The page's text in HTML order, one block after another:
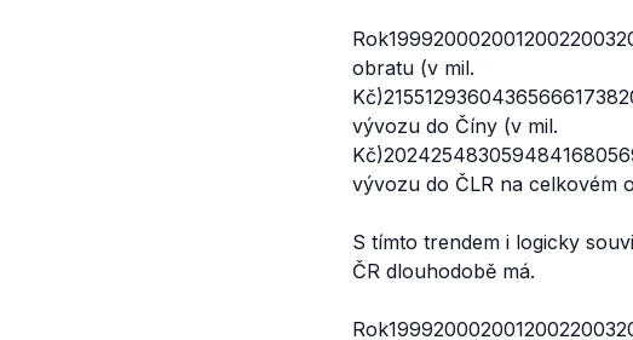
obratu (v mil.
vývozu do Číny (v mil.
vývozu do ČLR na celkovém
S tímto trendem i logicky
ČR dlouhodobě má.